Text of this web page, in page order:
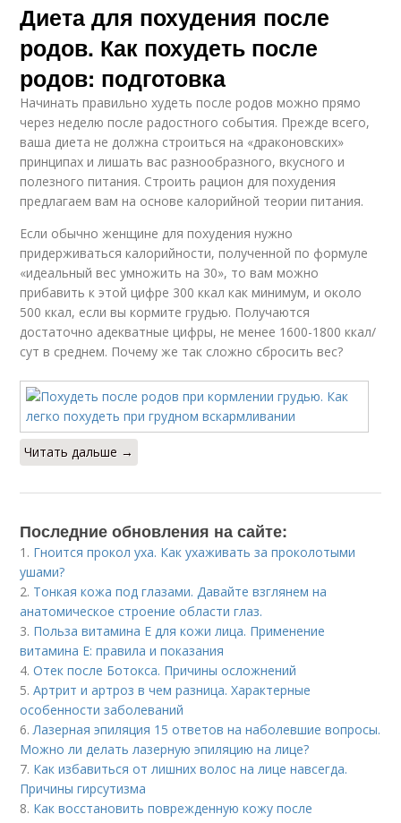
Диета для похудения после
родов. Как похудеть после
родов: подготовка
Начинать правильно худеть после родов можно прямо
через неделю после радостного события. Прежде всего,
ваша диета не должна строиться на «драконовских»
принципах и лишать вас разнообразного, вкусного и
полезного питания. Строить рацион для похудения
предлагаем вам на основе калорийной теории питания.
Если обычно женщине для похудения нужно
придерживаться калорийности, полученной по формуле
«идеальный вес умножить на 30», то вам можно
прибавить к этой цифре 300 ккал как минимум, и около
500 ккал, если вы кормите грудью. Получаются
достаточно адекватные цифры, не менее 1600-1800 ккал/
сут в среднем. Почему же так сложно сбросить вес?
Читать дальше →
Последние обновления на сайте:
1. Гноится прокол уха. Как ухаживать за проколотыми
ушами?
2. Тонкая кожа под глазами. Давайте взглянем на
анатомическое строение области глаз.
3. Польза витамина Е для кожи лица. Применение
витамина E: правила и показания
4.Отек после Ботокса. Причины осложнений
5.Артрит и артроз в чем разница. Характерные
особенности заболеваний
6.Лазерная эпиляция 15 ответов на наболевшие вопросы.
Можно ли делать лазерную эпиляцию на лице?
7. Как избавиться от лишних волос на лице навсегда.
Причины гирсутизма
8. Как восстановить поврежденную кожу после